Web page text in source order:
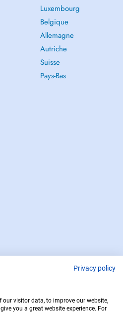
Luxembourg
Belgique
Allemagne
Autriche
Suisse
Pays-Bas
Privacy policy
visitor data, to improve our website,
you a great website experience. For